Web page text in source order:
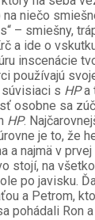
niečo
– smiešny,
a ide o
inscenácie
používajú
s HPa
osobne sa
HP.
je to, že
a najmä v
stojí, na
po javisku.
a Petrom,
pohádali Ron